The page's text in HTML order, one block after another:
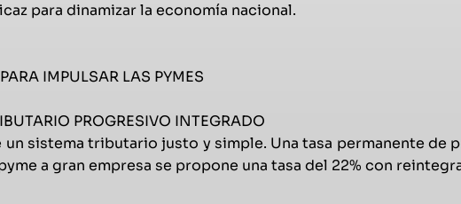
para dinamizar la economía nacional.
IMPULSAR LAS PYMES
PROGRESIVO INTEGRADO
sistema tributario justo y simple. Una tasa permanente de
a gran empresa se propone una tasa del 22% con